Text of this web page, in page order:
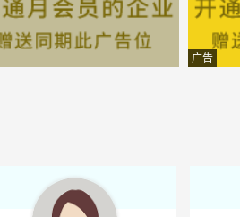
鹤壁卓筑工程建筑有限公司
鹤壁卓筑工程建筑有限公司
恒信伟业汽车销售有限公司
广告